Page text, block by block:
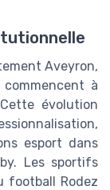
Aveyron,
à
évolution
esport dans
Les sportifs
football Rodez